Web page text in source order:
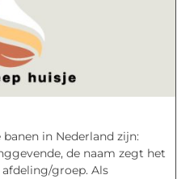
in Nederland zijn:
de naam zegt het
groep. Als